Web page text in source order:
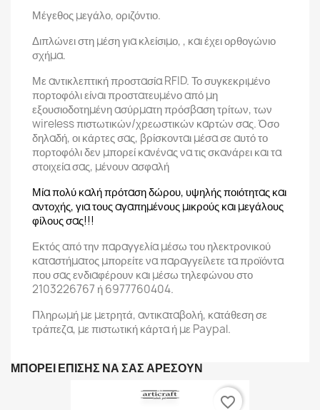
Μέγεθος μεγάλο, οριζόντιο.
Διπλώνει στη μέση για κλείσιμο, , και έχει ορθογώνιο
σχήμα.
Με αντικλεπτική προστασία RFID. Το συγκεκριμένο
πορτοφόλι είναι προστατευμένο από μη
εξουσιοδοτημένη ασύρματη πρόσβαση τρίτων, των
wireless πιστωτικών/χρεωστικών καρτών σας. Όσο
δηλαδή, οι κάρτες σας, βρίσκονται μέσα σε αυτό το
πορτοφόλι δεν μπορεί κανένας να τις σκανάρει και τα
στοιχεία σας, μένουν ασφαλή
Μία πολύ καλή πρόταση δώρου, υψηλής ποιότητας και
αντοχής, για τους αγαπημένους μικρούς και μεγάλους
φίλους σας!!!
Εκτός από την παραγγελία μέσω του ηλεκτρονικού
καταστήματος μπορείτε να παραγγείλετε τα προϊόντα
που σας ενδιαφέρουν και μέσω τηλεφώνου στο
2103226767 ή 6977760404.
Πληρωμή με μετρητά, αντικαταβολή, κατάθεση σε
τράπεζα, με πιστωτική κάρτα ή με Paypal.
ΜΠΟΡΕΊ ΕΠΊΣΗΣ ΝΑ ΣΑΣ ΑΡΈΣΟΥΝ
favorite_border